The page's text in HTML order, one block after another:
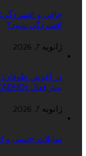
چاقی و
افسردگی شود؟
ژانویه 7, 2026
در آغوش طوفان؛
بیش‌فعال (ADHD) برای والدین
ژانویه 7, 2026
تمایلات جنسی و